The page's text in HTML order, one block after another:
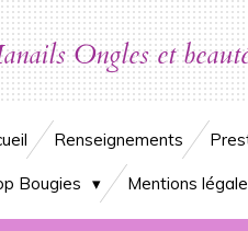
Ongles et
Renseignements
Bougies Mentions